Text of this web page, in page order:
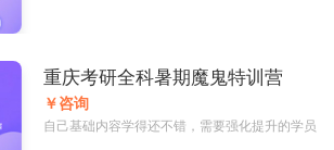
重庆考研全科暑期魔鬼特训营
￥咨询
自己基础内容学得还不错，需要强化提升的学员